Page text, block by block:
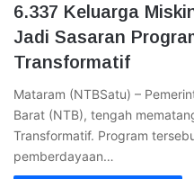
6.337 Keluarga
Jadi Sasaran
Transformatif
Mataram (NTBSatu) –
Barat (NTB), tengah
Transformatif. Program
pemberdayaan…